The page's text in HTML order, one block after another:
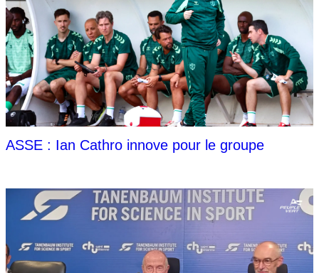
ASSE : Ian Cathro innove pour le groupe